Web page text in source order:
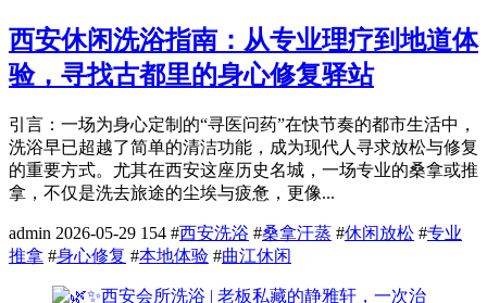
西安休闲洗浴指南：从专业理疗到地道体
验，寻找古都里的身心修复驿站
引言：一场为身心定制的“寻医问药”在快节奏的都市生活中，
洗浴早已超越了简单的清洁功能，成为现代人寻求放松与修复
的重要方式。尤其在西安这座历史名城，一场专业的桑拿或推
拿，不仅是洗去旅途的尘埃与疲惫，更像...
admin 2026-05-29 154 #西安洗浴 #桑拿汗蒸 #休闲放松 #专业
推拿 #身心修复 #本地体验 #曲江休闲